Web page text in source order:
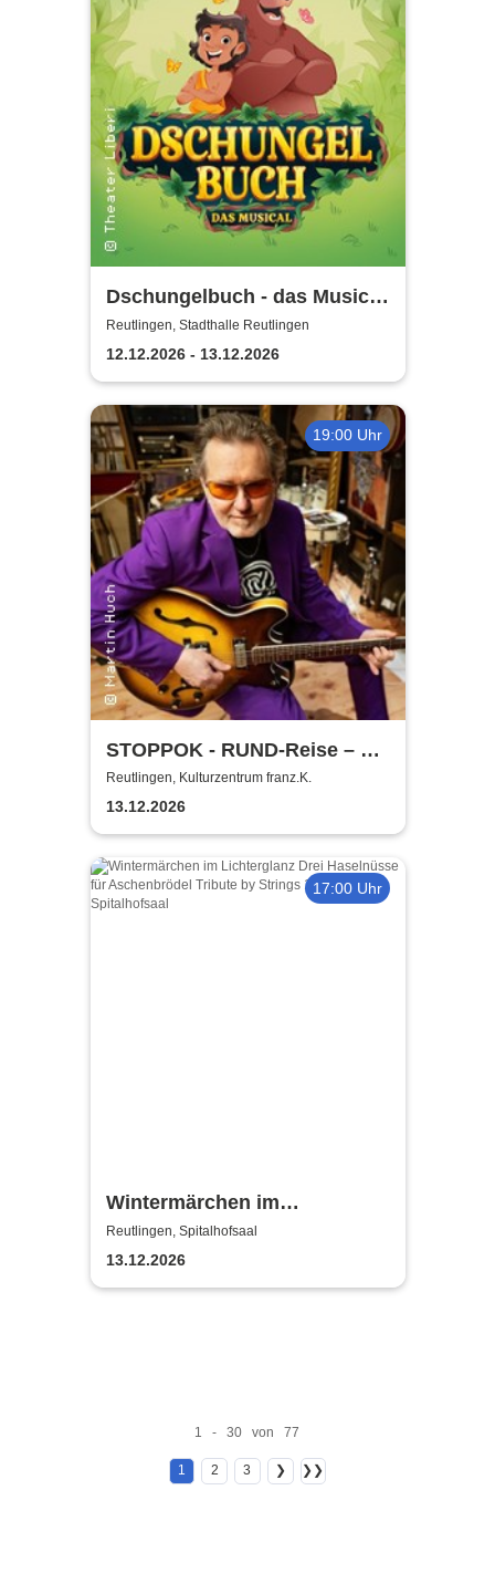
Dschungelbuch - das Musical
| Theater Liberi
Reutlingen, Stadthalle Reutlingen
12.12.2026 - 13.12.2026
19:00 Uhr
STOPPOK - RUND-Reise – die
SOLO-Tour 2026
Reutlingen, Kulturzentrum franz.K.
13.12.2026
17:00 Uhr
Wintermärchen im
Lichterglanz Drei Haselnüsse
für Aschenbrödel Tribute by
Strings
Reutlingen, Spitalhofsaal
13.12.2026
1 - 30 von 77
1 2 3 ❯ ❯❯